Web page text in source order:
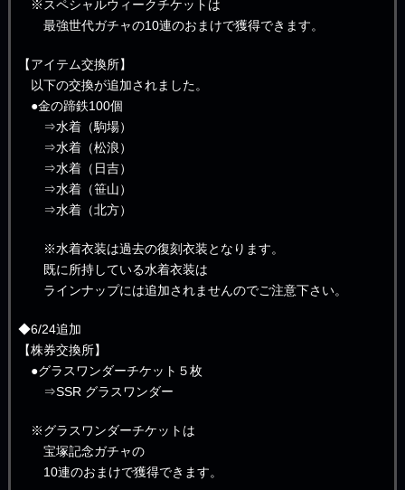
※スペシャルウィークチケットは
最強世代ガチャの10連のおまけで獲得できます。
【アイテム交換所】
以下の交換が追加されました。
●金の蹄鉄100個
⇒水着（駒場）
⇒水着（松浪）
⇒水着（日吉）
⇒水着（笹山）
⇒水着（北方）
※水着衣装は過去の復刻衣装となります。
既に所持している水着衣装は
ラインナップには追加されませんのでご注意下さい。
◆6/24追加
【株券交換所】
●グラスワンダーチケット５枚
⇒SSR グラスワンダー
※グラスワンダーチケットは
宝塚記念ガチャの
10連のおまけで獲得できます。